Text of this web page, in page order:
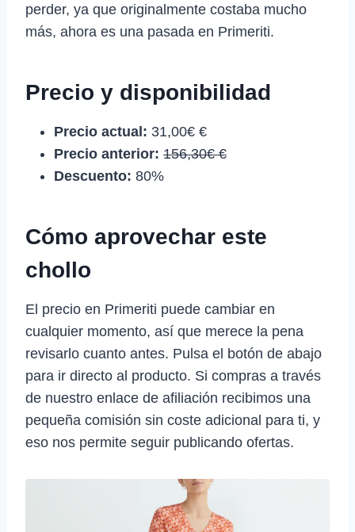
perder, ya que originalmente costaba mucho
más, ahora es una pasada en Primeriti.
Precio y disponibilidad
Precio actual: 31,00€ €
Precio anterior: 156,30€ €
Descuento: 80%
Cómo aprovechar este
chollo
El precio en Primeriti puede cambiar en
cualquier momento, así que merece la pena
revisarlo cuanto antes. Pulsa el botón de abajo
para ir directo al producto. Si compras a través
de nuestro enlace de afiliación recibimos una
pequeña comisión sin coste adicional para ti, y
eso nos permite seguir publicando ofertas.